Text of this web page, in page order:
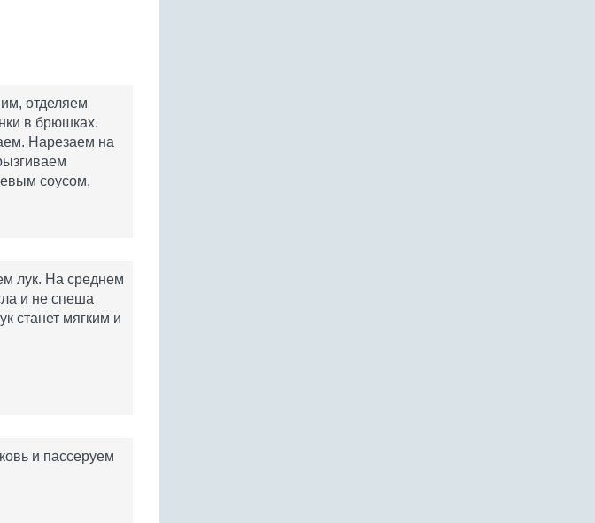
отделяем
в брюшках.
Нарезаем на
соусом,
лук. На среднем
и не спеша
станет мягким и
и пассеруем